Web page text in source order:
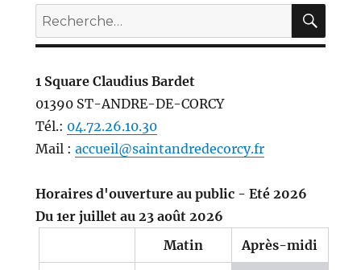
Recherche
pour :
1 Square Claudius Bardet
01390 ST-ANDRE-DE-CORCY
Tél.: 04.72.26.10.30
Mail : accueil@saintandredecorcy.fr
Horaires d'ouverture au public - Eté 2026
Du 1er juillet au 23 août 2026
Matin
Après-midi